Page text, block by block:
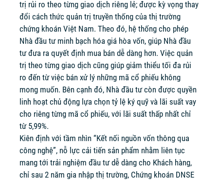
trị rủi ro theo từng giao dịch riêng lẻ; được kỳ vọng thay
đổi cách thức quản trị truyền thống của thị trường
chứng khoán Việt Nam. Theo đó, hệ thống cho phép
Nhà đầu tư minh bạch hóa giá hòa vốn, giúp Nhà đầu
tư đưa ra quyết định mua bán dễ dàng hơn. Việc quản
trị theo từng giao dịch cũng giúp giảm thiểu tối đa rủi
ro đến từ việc bán xử lý những mã cổ phiếu không
mong muốn. Bên cạnh đó, Nhà đầu tư còn được quyền
linh hoạt chủ động lựa chọn tỷ lệ ký quỹ và lãi suất vay
cho riêng từng mã cổ phiếu, với lãi suất thấp nhất chỉ
từ 5,99%.
Kiên định với tầm nhìn “Kết nối nguồn vốn thông qua
công nghệ”, nỗ lực cải tiến sản phẩm nhằm liên tục
mang tới trải nghiệm đầu tư dễ dàng cho Khách hàng,
chỉ sau 2 năm gia nhập thị trường, Chứng khoán DNSE